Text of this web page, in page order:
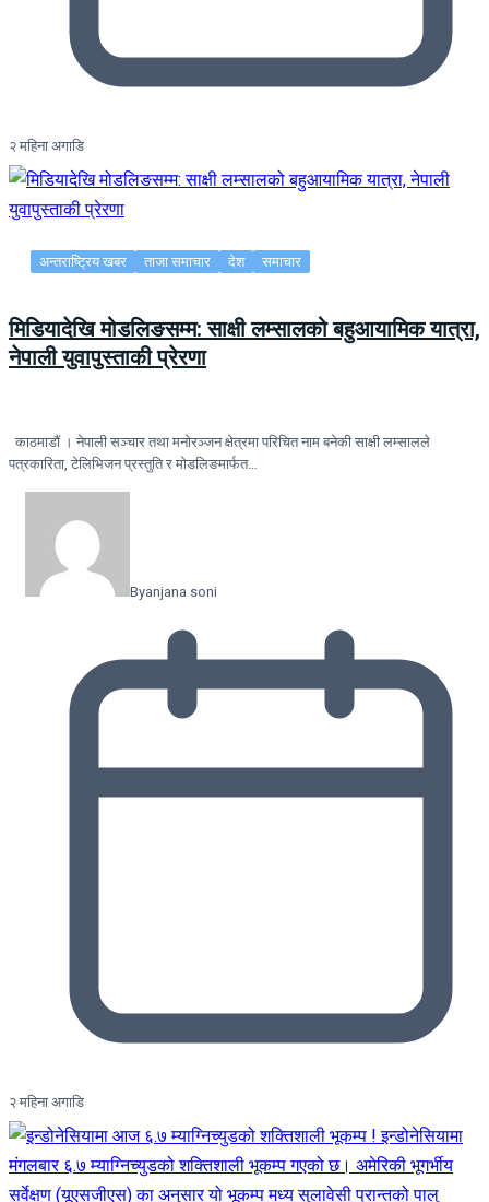
२ महिना अगाडि
अन्तराष्ट्रिय खबर ताजा समाचार देश समाचार
मिडियादेखि मोडलिङसम्म: साक्षी लम्सालको बहुआयामिक यात्रा,
नेपाली युवापुस्ताकी प्रेरणा
काठमाडौं । नेपाली सञ्चार तथा मनोरञ्जन क्षेत्रमा परिचित नाम बनेकी साक्षी लम्सालले
पत्रकारिता, टेलिभिजन प्रस्तुति र मोडलिङमार्फत…
Byanjana soni
२ महिना अगाडि